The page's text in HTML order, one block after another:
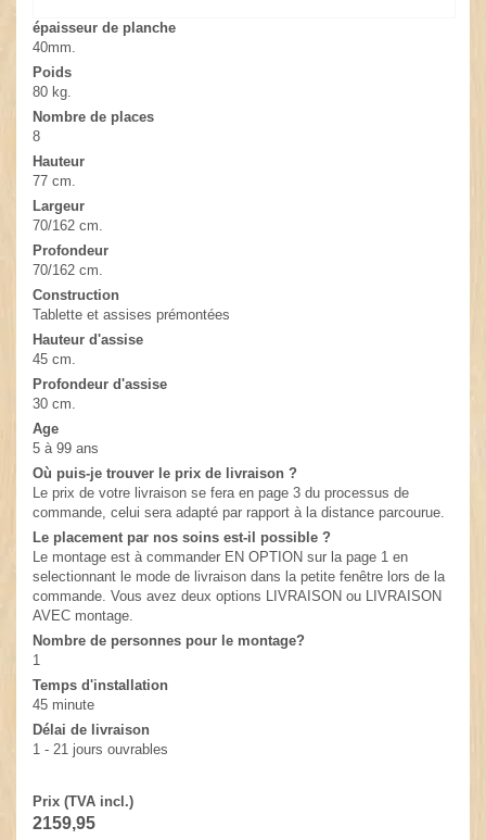
épaisseur de planche
40mm.
Poids
80 kg.
Nombre de places
8
Hauteur
77 cm.
Largeur
70/162 cm.
Profondeur
70/162 cm.
Construction
Tablette et assises prémontées
Hauteur d'assise
45 cm.
Profondeur d'assise
30 cm.
Age
5 à 99 ans
Où puis-je trouver le prix de livraison ?
Le prix de votre livraison se fera en page 3 du processus de
commande, celui sera adapté par rapport à la distance parcourue.
Le placement par nos soins est-il possible ?
Le montage est à commander EN OPTION sur la page 1 en
selectionnant le mode de livraison dans la petite fenêtre lors de la
commande. Vous avez deux options LIVRAISON ou LIVRAISON
AVEC montage.
Nombre de personnes pour le montage?
1
Temps d'installation
45 minute
Délai de livraison
1 - 21 jours ouvrables
Prix (TVA incl.)
2159,95